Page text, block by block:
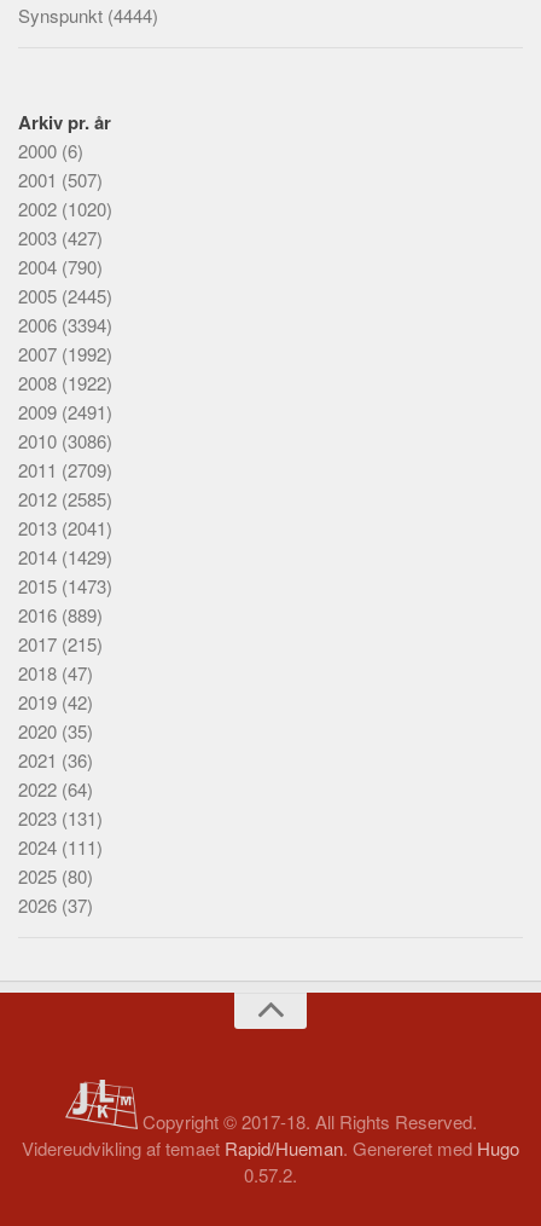
Synspunkt (4444)
Arkiv pr. år
2000 (6)
2001 (507)
2002 (1020)
2003 (427)
2004 (790)
2005 (2445)
2006 (3394)
2007 (1992)
2008 (1922)
2009 (2491)
2010 (3086)
2011 (2709)
2012 (2585)
2013 (2041)
2014 (1429)
2015 (1473)
2016 (889)
2017 (215)
2018 (47)
2019 (42)
2020 (35)
2021 (36)
2022 (64)
2023 (131)
2024 (111)
2025 (80)
2026 (37)
Copyright © 2017-18. All Rights Reserved.
Videreudvikling af temaet Rapid/Hueman. Genereret med Hugo
0.57.2.